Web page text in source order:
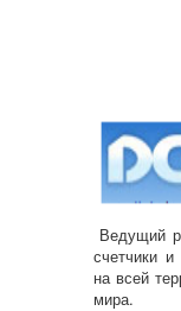
Ведущий
счетчики
на всей
мира.